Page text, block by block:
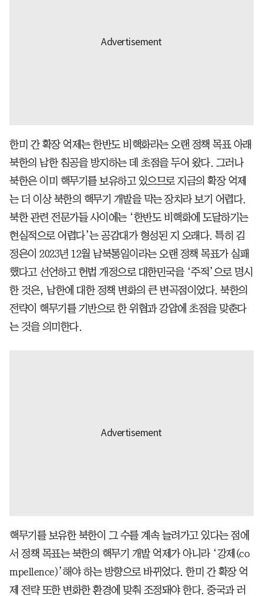
한미 간 확장 억제는 한반도 비핵화라는 오랜 정책 목표 아래
북한의 남한 침공을 방지하는 데 초점을 두어 왔다. 그러나
북한은 이미 핵무기를 보유하고 있으므로 지금의 확장 억제
는 더 이상 북한의 핵무기 개발을 막는 장치라 보기 어렵다.
북한 관련 전문가들 사이에는 ‘한반도 비핵화에 도달하기는
현실적으로 어렵다’는 공감대가 형성된 지 오래다. 특히 김
정은이 2023년 12월 남북통일이라는 오랜 정책 목표가 실패
했다고 선언하고 헌법 개정으로 대한민국을 ‘주적’으로 명시
한 것은, 남한에 대한 정책 변화의 큰 변곡점이었다. 북한의
전략이 핵무기를 기반으로 한 위협과 강압에 초점을 맞춘다
는 것을 의미한다.
핵무기를 보유한 북한이 그 수를 계속 늘려가고 있다는 점에
서 정책 목표는 북한의 핵무기 개발 억제가 아니라 ‘강제(co
mpellence)’해야 하는 방향으로 바뀌었다. 한미 간 확장 억
제 전략 또한 변화한 환경에 맞춰 조정돼야 한다. 중국과 러